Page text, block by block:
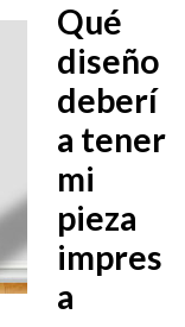
Qué
diseño
deberí
a tener
mi
pieza
impres
a